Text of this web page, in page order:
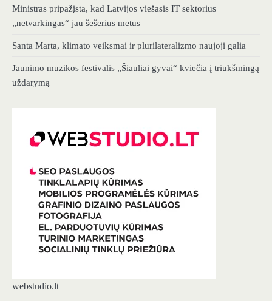
Ministras pripažįsta, kad Latvijos viešasis IT sektorius
„netvarkingas“ jau šešerius metus
Santa Marta, klimato veiksmai ir plurilateralizmo naujoji galia
Jaunimo muzikos festivalis „Šiauliai gyvai“ kviečia į triukšmingą
uždarymą
webstudio.lt